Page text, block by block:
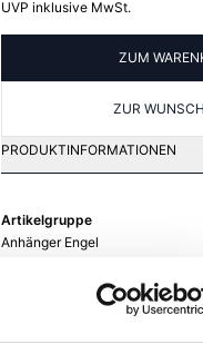
UVP inklusive MwSt.
ZUM
ZUR
PRODUKTINFORMATIONEN
Artikelgruppe
Anhänger Engel
EAN